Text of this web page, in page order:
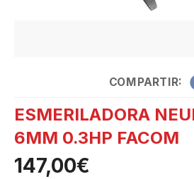
COMPARTIR:
ESMERILADORA
6MM 0.3HP FACOM
147,00€